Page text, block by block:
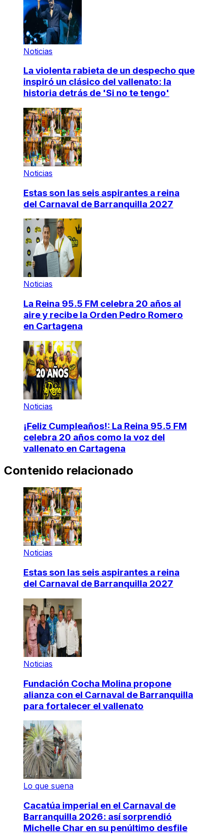
Noticias
La violenta rabieta de un despecho que
inspiró un clásico del vallenato: la
historia detrás de 'Si no te tengo'
Noticias
Estas son las seis aspirantes a reina
del Carnaval de Barranquilla 2027
Noticias
La Reina 95.5 FM celebra 20 años al
aire y recibe la Orden Pedro Romero
en Cartagena
Noticias
¡Feliz Cumpleaños!: La Reina 95.5 FM
celebra 20 años como la voz del
vallenato en Cartagena
Contenido relacionado
Noticias
Estas son las seis aspirantes a reina
del Carnaval de Barranquilla 2027
Noticias
Fundación Cocha Molina propone
alianza con el Carnaval de Barranquilla
para fortalecer el vallenato
Lo que suena
Cacatúa imperial en el Carnaval de
Barranquilla 2026: así sorprendió
Michelle Char en su penúltimo desfile